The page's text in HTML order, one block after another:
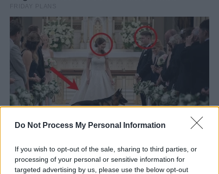
Do Not Process My Personal Information
If you wish to opt-out of the sale, sharing to third parties, or
processing of your personal or sensitive information for
targeted advertising by us, please use the below opt-out